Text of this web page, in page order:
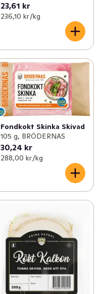
23,61 kr
236,10 kr /kg
Fondkokt Skinka Skivad
105 g, BRÖDERNAS
30,24 kr
288,00 kr /kg